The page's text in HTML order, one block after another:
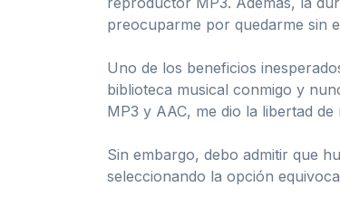
preocuparme por quedarme sin
Uno de los beneficios
biblioteca musical conmigo y
MP3 y AAC, me dio la libertad
Sin embargo, debo admitir que
seleccionando la opción